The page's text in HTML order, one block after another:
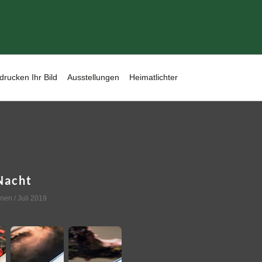
Ihr Bild Ausstellungen Heimatlichter
/ Juli 2019